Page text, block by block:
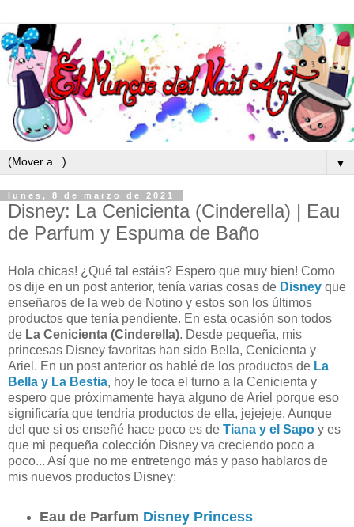
▼
lunes, 8 de marzo de 2021
Disney: La Cenicienta (Cinderella) | Eau
de Parfum y Espuma de Baño
Hola chicas! ¿Qué tal estáis? Espero que muy bien! Como
os dije en un post anterior, tenía varias cosas de Disney que
enseñaros de la web de Notino y estos son los últimos
productos que tenía pendiente. En esta ocasión son todos
de La Cenicienta (Cinderella). Desde pequeña, mis
princesas Disney favoritas han sido Bella, Cenicienta y
Ariel. En un post anterior os hablé de los productos de La
Bella y La Bestia, hoy le toca el turno a la Cenicienta y
espero que próximamente haya alguno de Ariel porque eso
significaría que tendría productos de ella, jejejeje. Aunque
del que si os enseñé hace poco es de Tiana y el Sapo y es
que mi pequeña colección Disney va creciendo poco a
poco... Así que no me entretengo más y paso hablaros de
mis nuevos productos Disney:
Eau de Parfum Disney Princess